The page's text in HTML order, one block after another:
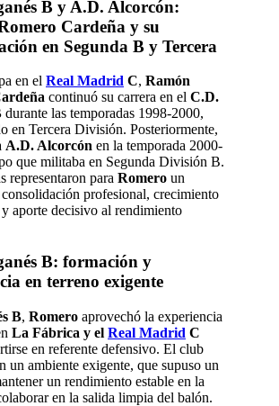
B y A.D. Alcorcón:
Cardeña y su
en Segunda B y Tercera
en el Real Madrid C, Ramón
continuó su carrera en el C.D.
durante las temporadas 1998-2000,
en Tercera División. Posteriormente,
A.D. Alcorcón en la temporada 2000-
que militaba en Segunda División B.
representaron para Romero un
profesional, crecimiento
aporte decisivo al rendimiento
B: formación y
en terreno exigente
B, Romero aprovechó la experiencia
La Fábrica y el Real Madrid C
en referente defensivo. El club
un ambiente exigente, que supuso un
un rendimiento estable en la
en la salida limpia del balón.